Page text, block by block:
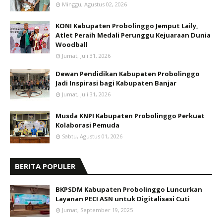
Minggu, Agustus 02, 2026
KONI Kabupaten Probolinggo Jemput Laily,
Atlet Peraih Medali Perunggu Kejuaraan Dunia
Woodball
Jumat, Juli 31, 2026
Dewan Pendidikan Kabupaten Probolinggo
Jadi Inspirasi bagi Kabupaten Banjar
Jumat, Juli 31, 2026
Musda KNPI Kabupaten Probolinggo Perkuat
Kolaborasi Pemuda
Sabtu, Agustus 01, 2026
BERITA POPULER
BKPSDM Kabupaten Probolinggo Luncurkan
Layanan PECI ASN untuk Digitalisasi Cuti
Jumat, September 19, 2025